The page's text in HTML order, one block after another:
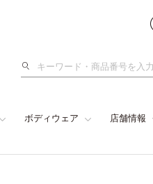
検
ボディウェア 店舗情報